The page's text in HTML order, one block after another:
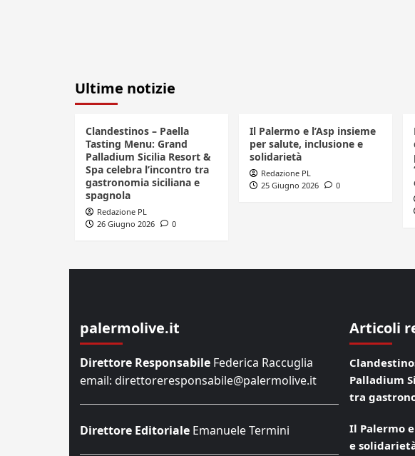
Ultime notizie
Clandestinos – Paella
Tasting Menu: Grand
Palladium Sicilia Resort &
Spa celebra l’incontro tra
gastronomia siciliana e
spagnola
Redazione PL
26 Giugno 2026
0
Il Palermo e l’Asp insieme
per salute, inclusione e
solidarietà
Redazione PL
25 Giugno 2026
0
palermolive.it
Direttore Responsabile Federica Raccuglia
email: direttoreresponsabile@palermolive.it
Direttore Editoriale Emanuele Termini
Articoli
Palladium
tra
Il Palermo
e